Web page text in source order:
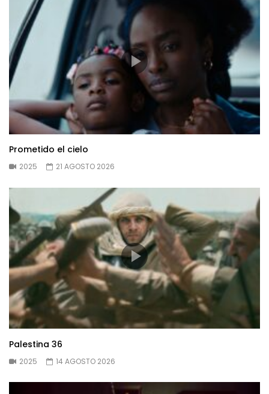
Prometido el cielo
2025 21 AGOSTO 2026
Palestina 36
2025 14 AGOSTO 2026